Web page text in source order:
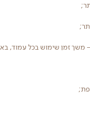
משך זמן שימוש בכל עמוד,